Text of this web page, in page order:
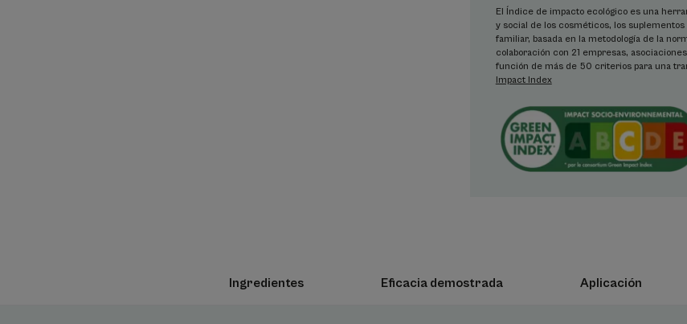
Beneficios
• AYUDA A REPARAR la piel fragilizada.
tratamientos dermatológicos o
• PROTEGE la piel expuesta a los
Textura fácil de
El Índice de impacto ecológico es una
y social de los cosméticos, los
familiar, basada en la metodología de la
colaboración con 21 empresas,
función de más de 50 criterios para una
Impact Index
Ingredientes Eficacia demostrada Aplicación